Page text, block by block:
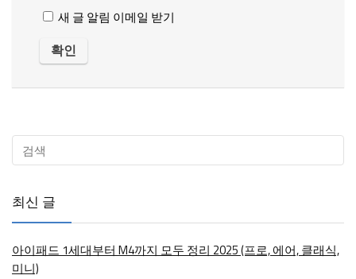
새 글 알림 이메일 받기
최신 글
아이패드 1세대부터 M4까지 모두 정리 2025 (프로, 에어, 클래식,
미니)